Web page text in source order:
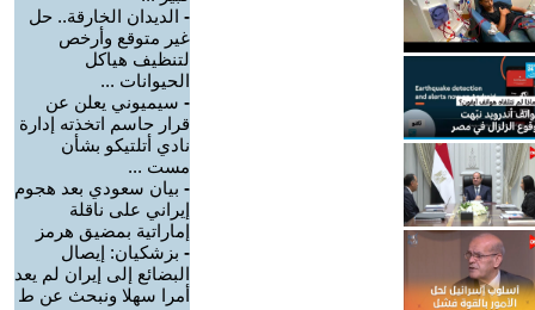
- الديدان الخارقة.. حل
غير متوقع وأرخص
لتنظيف هياكل
الحيوانات ...
- سيميوني يعلن عن
قرار حاسم اتخذته إدارة
نادي أتلتيكو بشأن
مست ...
- بيان سعودي بعد هجوم
إيراني على ناقلة
إماراتية بمضيق هرمز
- بزشكيان: إيصال
البضائع إلى إيران لم يعد
أمرا سهلا ونبحث عن ط